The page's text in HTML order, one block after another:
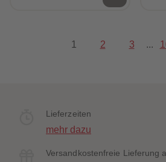
1 2 3 ...
Lieferzeiten
mehr dazu
Versandkostenfreie Lieferung